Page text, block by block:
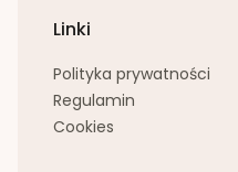
Linki
Polityka prywatności
Regulamin
Cookies